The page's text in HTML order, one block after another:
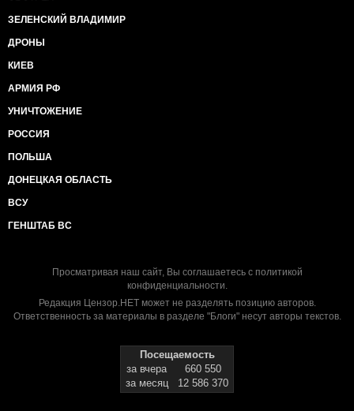
ЗЕЛЕНСКИЙ ВЛАДИМИР
ДРОНЫ
КИЕВ
АРМИЯ РФ
УНИЧТОЖЕНИЕ
РОССИЯ
ПОЛЬША
ДОНЕЦКАЯ ОБЛАСТЬ
ВСУ
ГЕНШТАБ ВС
Просматривая наш сайт, Вы соглашаетесь с политикой
конфиденциальности.
Редакция Цензор.НЕТ может не разделять позицию авторов.
Ответственность за материалы в разделе "Блоги" несут авторы текстов.
Посещаемость
за вчера
660 550
за месяц
12 586 370